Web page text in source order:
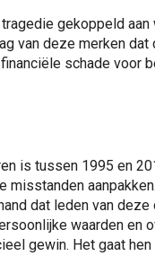
gekoppeld
van deze merken
schade voor
is tussen 1995 en
dat leden van
waarden en
gewin. Het gaat